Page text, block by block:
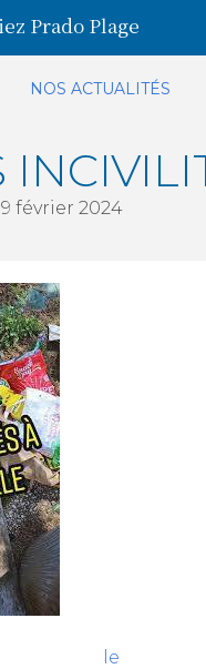
Prado Plage
NOS ACTUALITÉS
9 février 2024
le